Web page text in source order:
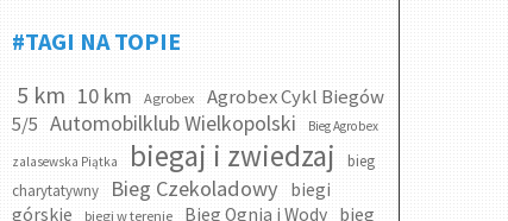
#TAGI NA TOPIE
5 km 10 km Agrobex
Agrobex Cykl Biegów
5/5 Automobilklub Wielkopolski Bieg Agrobex
zalasewska Piątka biegaj i zwiedzaj
bieg
charytatywny
Bieg Czekoladowy
biegi
górskie
biegi w terenie Bieg Ognia i Wody bieg